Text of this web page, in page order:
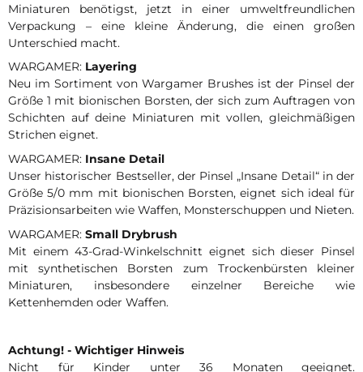
Miniaturen benötigst, jetzt in einer umweltfreundlichen
Verpackung – eine kleine Änderung, die einen großen
Unterschied macht.
WARGAMER: Layering
Neu im Sortiment von Wargamer Brushes ist der Pinsel der
Größe 1 mit bionischen Borsten, der sich zum Auftragen von
Schichten auf deine Miniaturen mit vollen, gleichmäßigen
Strichen eignet.
WARGAMER: Insane Detail
Unser historischer Bestseller, der Pinsel „Insane Detail“ in der
Größe 5/0 mm mit bionischen Borsten, eignet sich ideal für
Präzisionsarbeiten wie Waffen, Monsterschuppen und Nieten.
WARGAMER: Small Drybrush
Mit einem 43-Grad-Winkelschnitt eignet sich dieser Pinsel
mit synthetischen Borsten zum Trockenbürsten kleiner
Miniaturen, insbesondere einzelner Bereiche wie
Kettenhemden oder Waffen.
Achtung! - Wichtiger Hinweis
Nicht für Kinder unter 36 Monaten geeignet.